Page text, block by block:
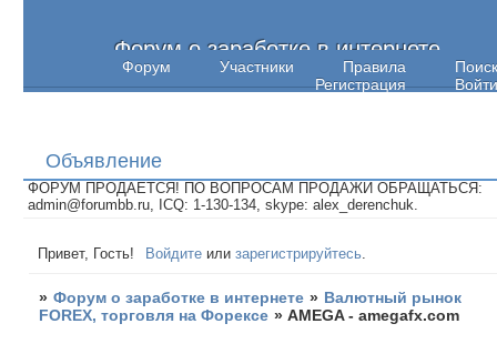
Форум о заработке в интернете
Форум Участники Правила
Поиск
Регистрация
Войти
Объявление
ФОРУМ ПРОДАЕТСЯ! ПО ВОПРОСАМ ПРОДАЖИ ОБРАЩАТЬСЯ:
admin@forumbb.ru, ICQ: 1-130-134, skype: alex_derenchuk.
Привет, Гость! Войдите илизарегистрируйтесь
» Форум о заработке в интернете » Валютный рынок
FOREX, торговля на Форексе »AMEGA - amegafx.com